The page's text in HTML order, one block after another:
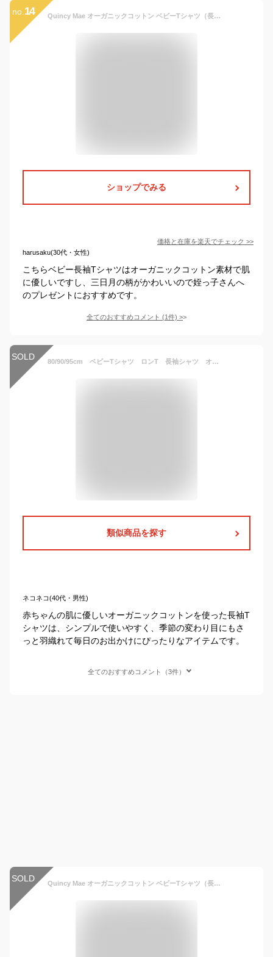
no. 14 Quincy Mae オーガニックコットン ベビーTシャツ（長袖） | クインシーメイ オーガニック コットン 出産祝い ベビー ウエア 長袖 誕生祝い ギフト プレゼント 綿 ナチュラル 男の子 女の子 春 秋 冬 90 80 ロンT Tシャツ 子供服 デイリーウェア [M便 1/2]
ショップでみる
価格と在庫を楽天でチェック >>
harusaku(30代・女性)
こちらベビー長袖Tシャツはオーガニックコットン素材で肌
に優しいですし、三日月の柄がかわいいので姪っ子さんへ
のプレゼントにおすすめです。
全てのおすすめコメント (1件) >
SOLD 80/90/95cm ベビーTシャツ ロンT 長袖シャツ オーガニックコットン 無地 綿100%
類似商品を探す
ネコネコ(40代・男性)
赤ちゃんの肌に優しいオーガニックコットンを使った長袖T
シャツは、シンプルで使いやすく、季節の変わり目にもさ
っと羽織れて毎日のお出かけにぴったりなアイテムです。
全てのおすすめコメント（3件）
SOLD Quincy Mae オーガニックコットン ベビーTシャツ（長袖） | オーガニック コットン クインシーメイ 綿 ナチュラル ギフト プレゼント 出産祝い 誕生日 長袖 春 秋 冬 中厚手 ベビー 赤ちゃん 肩スナップ Tシャツ ロンT [M便 1/2]